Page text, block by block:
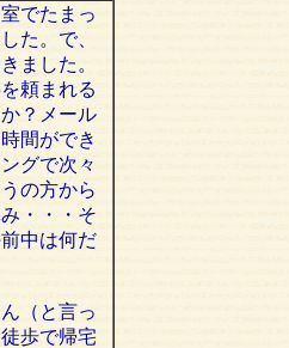
でたまっ
た。で、
ました。
頼まれる
？メール
間ができ
グで次々
の方から
・・・そ
中は何だ
（と言っ
歩で帰宅